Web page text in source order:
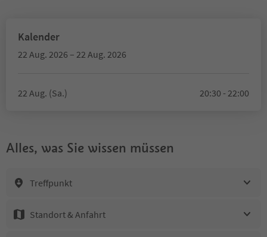
Kalender
22 Aug. 2026 – 22 Aug. 2026
22 Aug. (Sa.) 20:30 - 22:00
Alles, was Sie wissen müssen
Treffpunkt
Standort & Anfahrt